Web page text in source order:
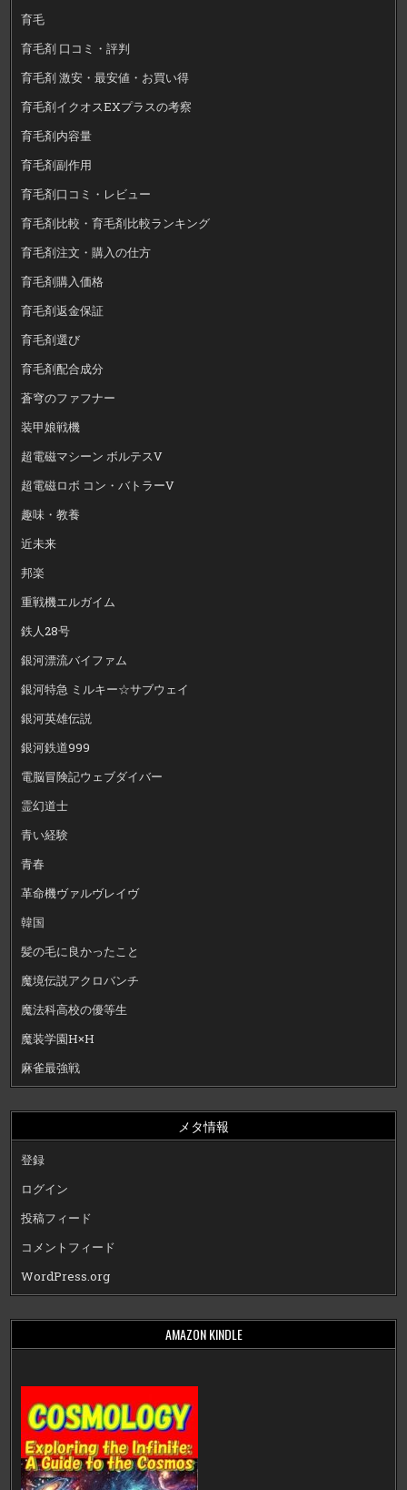
育毛
育毛剤 口コミ・評判
育毛剤 激安・最安値・お買い得
育毛剤イクオスEXプラスの考察
育毛剤内容量
育毛剤副作用
育毛剤口コミ・レビュー
育毛剤比較・育毛剤比較ランキング
育毛剤注文・購入の仕方
育毛剤購入価格
育毛剤返金保証
育毛剤選び
育毛剤配合成分
蒼穹のファフナー
装甲娘戦機
超電磁マシーン ボルテスV
超電磁ロボ コン・バトラーV
趣味・教養
近未来
邦楽
重戦機エルガイム
鉄人28号
銀河漂流バイファム
銀河特急 ミルキー☆サブウェイ
銀河英雄伝説
銀河鉄道999
電脳冒険記ウェブダイバー
霊幻道士
青い経験
青春
革命機ヴァルヴレイヴ
韓国
髪の毛に良かったこと
魔境伝説アクロバンチ
魔法科高校の優等生
魔装学園H×H
麻雀最強戦
メタ情報
登録
ログイン
投稿フィード
コメントフィード
WordPress.org
AMAZON KINDLE